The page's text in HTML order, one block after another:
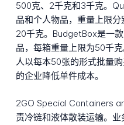
500克、2千克和3千克。
品和个人物品，重量上限
20千克。BudgetBox是一
品，每箱重量上限为50千
人以每本50张的形式批量
的企业降低单件成本。
2GO Special Containers
责冷链和液体散装运输。